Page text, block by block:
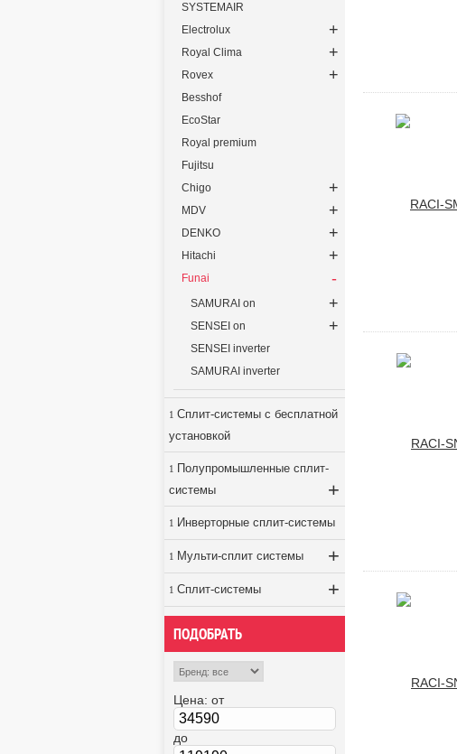
SYSTEMAIR
Electrolux
+
Royal Clima +
Rovex +
Besshof
EcoStar
Royal premium
Fujitsu
Chigo
+
MDV +
DENKO +
Hitachi +
Funai -
SAMURAI on +
SENSEI on +
SENSEI inverter
SAMURAI inverter
Сплит-системы с бесплатной
установкой
Полупромышленные сплит-
системы
+
Инверторные сплит-системы
Мульти-сплит системы +
Сплит-системы +
ПОДОБРАТЬ
Цена: от
до